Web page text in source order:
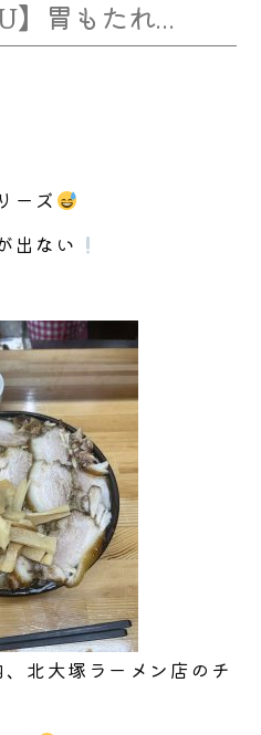
】胃もたれ…
ーズ
出ない
北大塚ラーメン店のチ